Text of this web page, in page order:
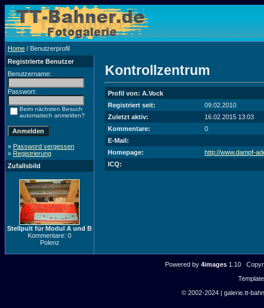
Home / Benutzerprofil
Registrierte Benutzer
Benutzername:
Passwort:
Beim nächsten Besuch
automatisch anmelden?
» Password vergessen
» Registrierung
Zufallsbild
Stellpult für Modul A und B
Kommentare: 0
Polenz
Kontrollzentrum
Profil von: A.Vock
Registriert seit:
09.02.2010
Zuletzt aktiv:
16.02.2015 13:03
Kommentare:
0
E-Mail:
Homepage:
http://www.dampf-
ICQ:
Powered by 4images1.10
© 2002-2024 | galerie.tt-